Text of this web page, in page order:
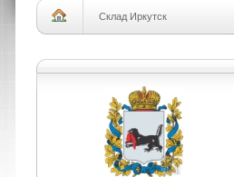
Склад Иркутск